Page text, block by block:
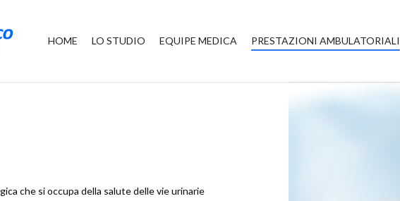
HOME LO STUDIO EQUIPE MEDICA PRESTAZIONI AMBULATORIALI
che si occupa della salute delle vie urinarie